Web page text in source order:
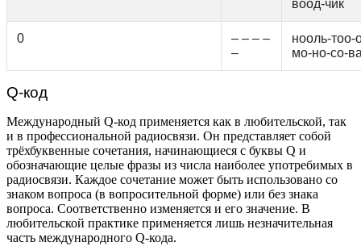
воод-чик
0
– – – –
–
нооль-
мо-но-со-
Q-код
Международный Q-код применяется как в любительской, так
и в профессиональной радиосвязи. Он представляет собой
трёхбуквенные сочетания, начинающиеся с буквы Q и
обозначающие целые фразы из числа наиболее употребимых в
радиосвязи. Каждое сочетание может быть использовано со
знаком вопроса (в вопросительной форме) или без знака
вопроса. Соответственно изменяется и его значение. В
любительской практике применяется лишь незначительная
часть международного Q-кода.